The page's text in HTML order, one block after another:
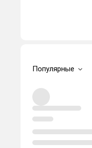
Популярные